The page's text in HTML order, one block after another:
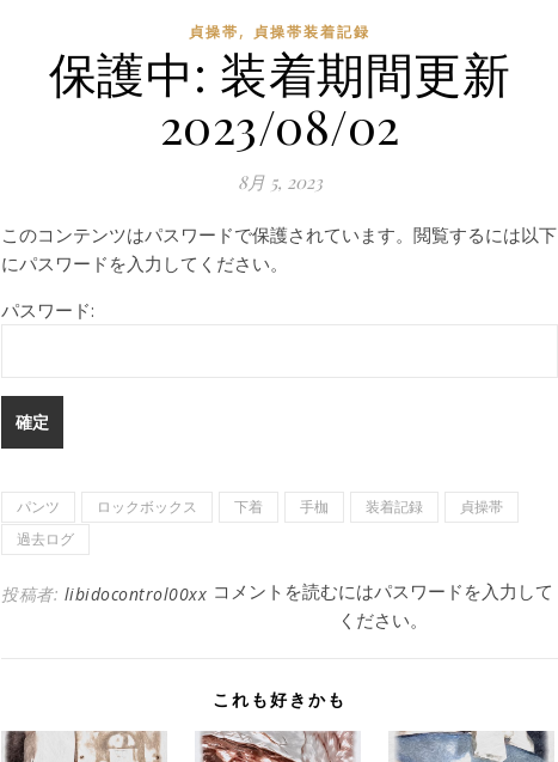
貞操帯, 貞操帯装着記録
保護中: 装着期間更新
2023/08/02
8月 5, 2023
このコンテンツはパスワードで保護されています。閲覧するには以下
にパスワードを入力してください。
パスワード:
パンツ ロックボックス 下着 手枷 装着記録
貞操帯
過去ログ
投稿者: libidocontrol00xx コメントを読むにはパスワードを入力して
ください。
これも好きかも